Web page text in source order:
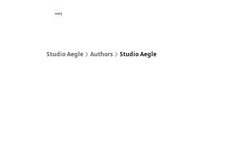
Studio Aegle Authors Studio Aegle